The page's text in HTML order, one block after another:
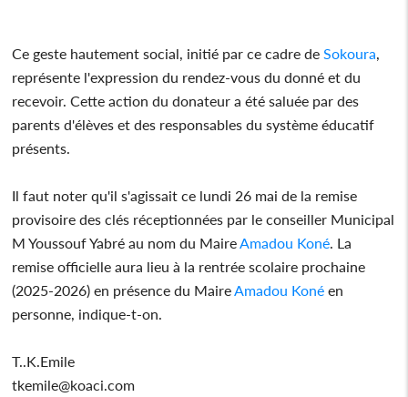
Ce geste hautement social, initié par ce cadre de Sokoura
représente l'expression du rendez-vous du donné et du
recevoir. Cette action du donateur a été saluée par des
parents d'élèves et des responsables du système éducatif
présents.
Il faut noter qu'il s'agissait ce lundi 26 mai de la remise
provisoire des clés réceptionnées par le conseiller Municipal
M Youssouf Yabré au nom du Maire Amadou Koné . La
remise officielle aura lieu à la rentrée scolaire prochaine
(2025-2026) en présence du Maire Amadou Koné en
personne, indique-t-on.
T..K.Emile
tkemile@koaci.com